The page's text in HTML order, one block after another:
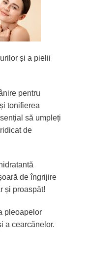
și a pielii
pentru
tonifierea
să umpleți
de
de îngrijire
și proaspăt!
pleoapelor
a cearcănelor.